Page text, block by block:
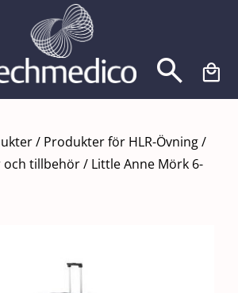
/ Produkter för HLR-Övning/
och tillbehör/ Little Anne Mörk 6-